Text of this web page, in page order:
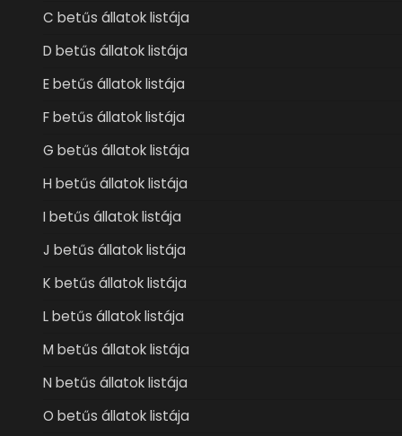
C betűs állatok listája
D betűs állatok listája
E betűs állatok listája
F betűs állatok listája
G betűs állatok listája
H betűs állatok listája
I betűs állatok listája
J betűs állatok listája
K betűs állatok listája
L betűs állatok listája
M betűs állatok listája
N betűs állatok listája
O betűs állatok listája